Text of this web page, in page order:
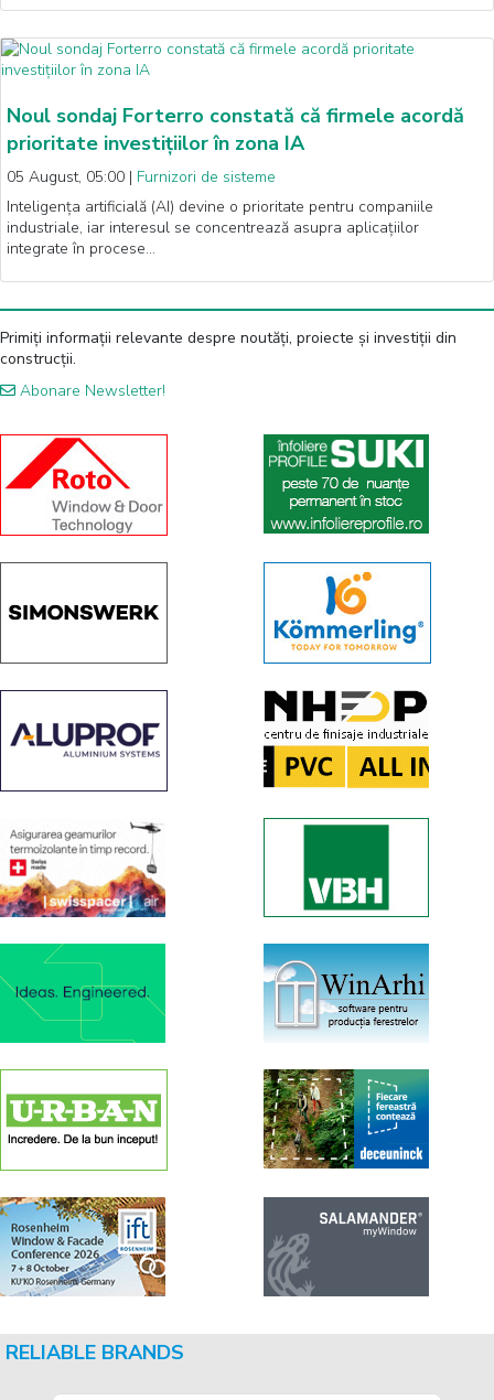
Noul sondaj Forterro constată că firmele acordă
prioritate investițiilor în zona IA
05 August, 05:00 | Furnizori de sisteme
Inteligența artificială (AI) devine o prioritate pentru companiile
industriale, iar interesul se concentrează asupra aplicațiilor
integrate în procese…
Primiți informații relevante despre noutăți, proiecte și investiții din
construcții.
Abonare Newsletter!
RELIABLE BRANDS